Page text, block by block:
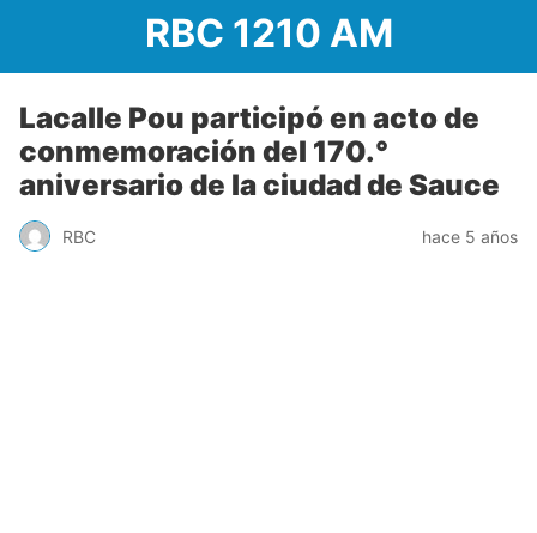
RBC 1210 AM
Lacalle Pou participó en acto de
conmemoración del 170.°
aniversario de la ciudad de Sauce
RBC hace 5 años